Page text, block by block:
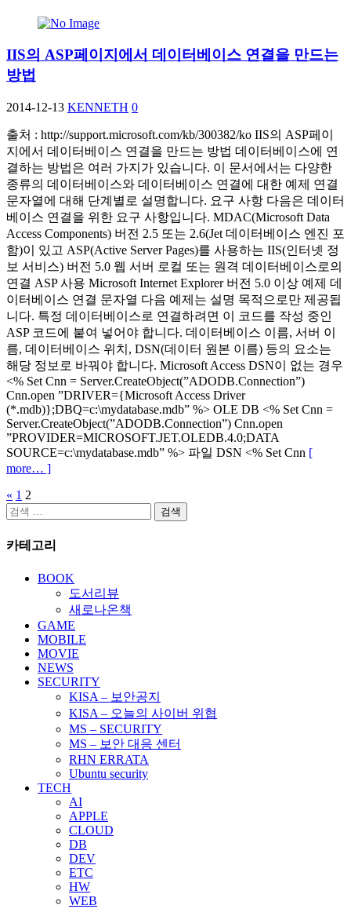
IIS의 ASP페이지에서 데이터베이스 연결을 만드는
방법
2014-12-13 KENNETH 0
출처 : http://support.microsoft.com/kb/300382/ko IIS의 ASP페이
지에서 데이터베이스 연결을 만드는 방법 데이터베이스에 연
결하는 방법은 여러 가지가 있습니다. 이 문서에서는 다양한
종류의 데이터베이스와 데이터베이스 연결에 대한 예제 연결
문자열에 대해 단계별로 설명합니다. 요구 사항 다음은 데이터
베이스 연결을 위한 요구 사항입니다. MDAC(Microsoft Data
Access Components) 버전 2.5 또는 2.6(Jet 데이터베이스 엔진 포
함)이 있고 ASP(Active Server Pages)를 사용하는 IIS(인터넷 정
보 서비스) 버전 5.0 웹 서버 로컬 또는 원격 데이터베이스로의
연결 ASP 사용 Microsoft Internet Explorer 버전 5.0 이상 예제 데
이터베이스 연결 문자열 다음 예제는 설명 목적으로만 제공됩
니다. 특정 데이터베이스로 연결하려면 이 코드를 작성 중인
ASP 코드에 붙여 넣어야 합니다. 데이터베이스 이름, 서버 이
름, 데이터베이스 위치, DSN(데이터 원본 이름) 등의 요소는
해당 정보로 바꿔야 합니다. Microsoft Access DSN이 없는 경우
<% Set Cnn = Server.CreateObject(”ADODB.Connection”)
Cnn.open ”DRIVER={Microsoft Access Driver
(*.mdb)};DBQ=c:\mydatabase.mdb” %> OLE DB <% Set Cnn =
Server.CreateObject(”ADODB.Connection”) Cnn.open
”PROVIDER=MICROSOFT.JET.OLEDB.4.0;DATA
SOURCE=c:\mydatabase.mdb” %> 파일 DSN <% Set Cnn [
more… ]
글
페
이
« 1 2
검
카테고리
BOOK
도서리뷰
새로나온책
GAME
MOBILE
MOVIE
NEWS
SECURITY
KISA – 보안공지
KISA – 오늘의 사이버 위협
MS – SECURITY
MS – 보안 대응 센터
RHN ERRATA
Ubuntu security
TECH
AI
APPLE
CLOUD
DB
DEV
ETC
HW
WEB